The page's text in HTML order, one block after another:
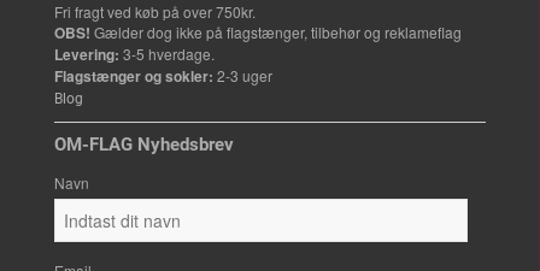
Fri fragt ved køb på over 750kr.
OBS! Gælder dog ikke på flagstænger, tilbehør og reklameflag
Levering: 3-5 hverdage.
Flagstænger og sokler: 2-3 uger
Blog
OM-FLAG Nyhedsbrev
Navn